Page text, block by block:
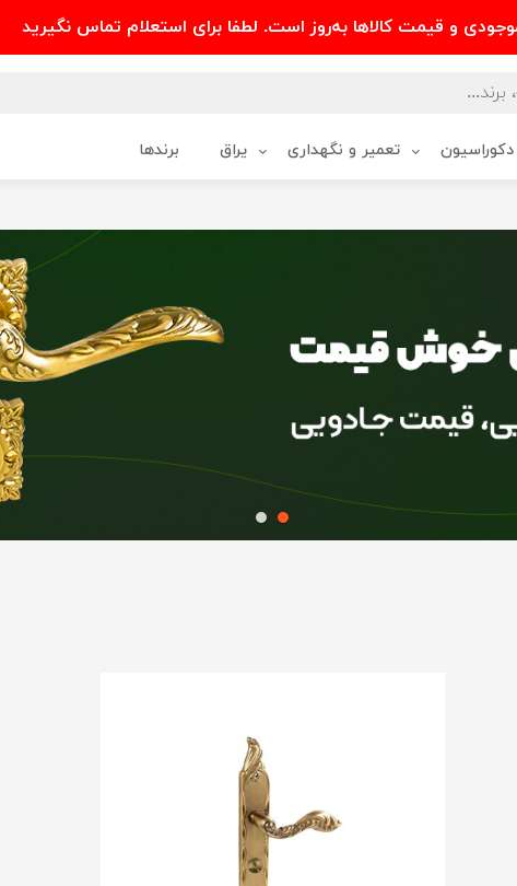
و قیمت کالاها به‌روز است. لطفا برای استعلام تماس نگیرید
دکوراسیون تعمیر و نگهداری یراق برندها